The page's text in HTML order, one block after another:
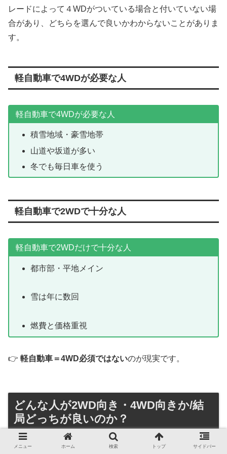
レードによって４WDがついている場合と付いていない場
合があり、どちらを選んで良いかわからないことがありま
す。
軽自動車で4WDが必要な人
軽自動車で4WDが必要な人
積雪地域・豪雪地帯
山道や坂道が多い
冬でも毎日車を使う
軽自動車で2WDで十分な人
軽自動車で2WDだけで十分な人
都市部・平地メイン
雪は年に数回
燃費と価格重視
👉 軽自動車＝4WD必須ではないのが現実です。
どんな人が2WD向き・4WD向きか/結
局どっちが良いのか？
メニュー ホーム 検索 トップ サイドバー